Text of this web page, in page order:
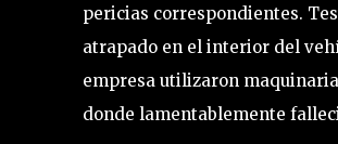
pericias correspondientes.
atrapado en el interior del
empresa utilizaron
donde lamentablemente